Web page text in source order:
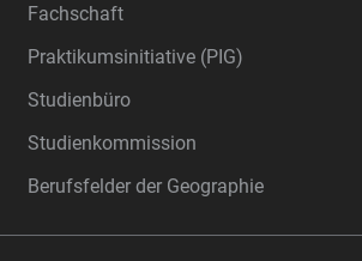
Fachschaft
Praktikumsinitiative (PIG)
Studienbüro
Studienkommission
Berufsfelder der Geographie